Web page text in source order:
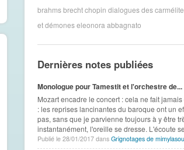
brahms brecht chopin dialogues des
et démones eleonora abbagnato
Dernières notes publiées
Monologue pour Tamestit et l'orchestre de...
Mozart encadre le concert : cela ne fait
: les reprises lancinantes du baroque ont un
pas, sans que je parvienne toujours à y être
instantanément, l'oreille se dresse. L'écoute
Publié le 28/01/2017 dans Grignotages de